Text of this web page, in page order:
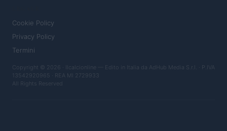
Cookie Policy
Privacy Policy
Termini
Copyright © 2026 · Ilcalcionline — Edito in Italia da AdHub Media S.r.l. · P.IVA
13542920965 · REA MI 2729933
All Rights Reserved